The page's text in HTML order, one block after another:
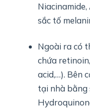
sắc tố
Ngoài ra có
chứa
acid,…). Bên
tại nhà bằng